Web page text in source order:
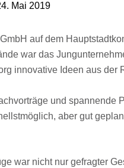
Mai 2019
auf dem
war das
innovative Ideen aus der
und
aber gut
war nicht nur gefragter